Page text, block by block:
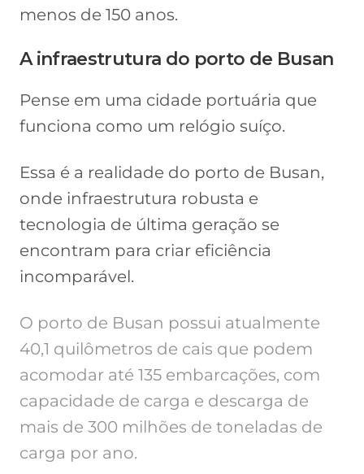
menos de 150 anos.
A infraestrutura do porto de Busan
Pense em uma cidade portuária que
funciona como um relógio suíço.
Essa é a realidade do porto de Busan,
onde infraestrutura robusta e
tecnologia de última geração se
encontram para criar eficiência
incomparável.
O porto de Busan possui atualmente
40,1 quilômetros de cais que podem
acomodar até 135 embarcações, com
capacidade de carga e descarga de
mais de 300 milhões de toneladas de
carga por ano.